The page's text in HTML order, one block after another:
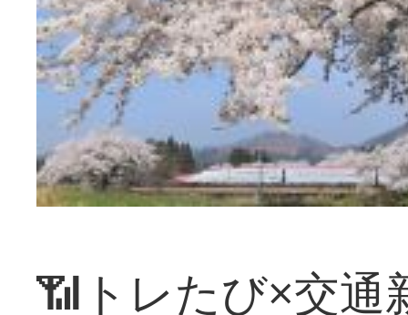
📶トレたび×交通